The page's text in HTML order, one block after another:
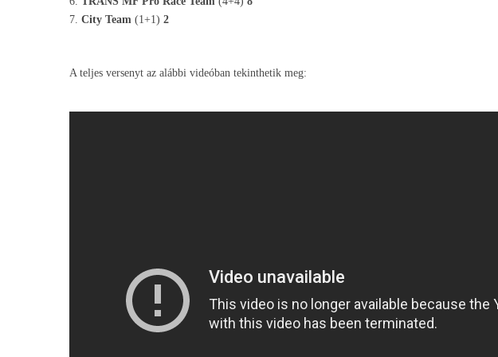
7. City Team (1+1) 2
A teljes versenyt az alábbi videóban tekinthetik meg: